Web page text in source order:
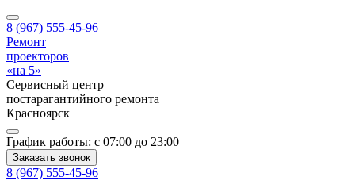
8 (967) 555-45-96
Ремонт
проекторов
«на 5»
Сервисный центр
постарагантийного ремонта
Красноярск
График работы: с 07:00 до 23:00
Заказать звонок
8 (967) 555-45-96